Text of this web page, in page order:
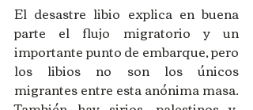
El desastre libio explica en buena
parte el flujo migratorio y un
importante punto de embarque, pero
los libios no son los únicos
migrantes entre esta anónima masa.